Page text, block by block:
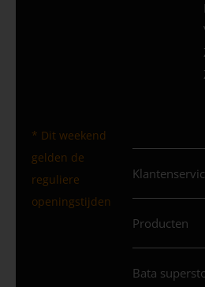
* Dit weekend
gelden de
reguliere
openingstijden
Producten
Bata